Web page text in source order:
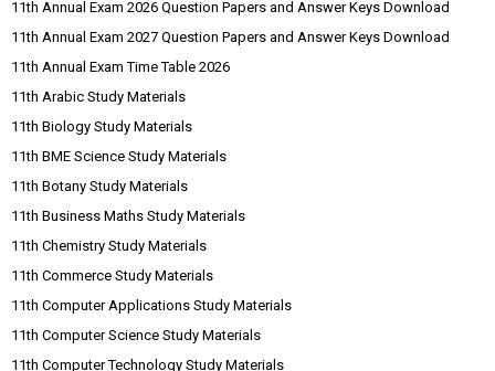
11th Annual Exam 2026 Question Papers and Answer Keys Download
11th Annual Exam 2027 Question Papers and Answer Keys Download
11th Annual Exam Time Table 2026
11th Arabic Study Materials
11th Biology Study Materials
11th BME Science Study Materials
11th Botany Study Materials
11th Business Maths Study Materials
11th Chemistry Study Materials
11th Commerce Study Materials
11th Computer Applications Study Materials
11th Computer Science Study Materials
11th Computer Technology Study Materials